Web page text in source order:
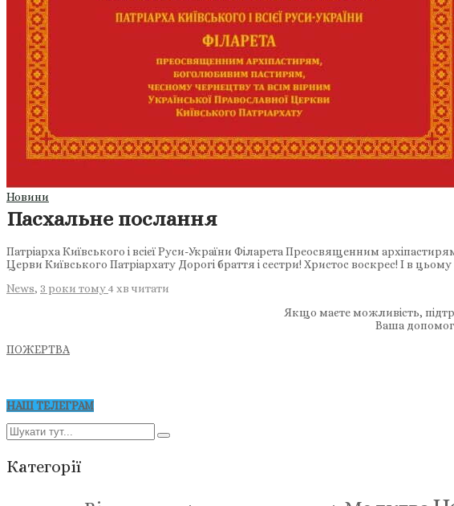
Новини
Пасхальне послання
Патріарха Київського і всієї Руси-України Філарета Преосвященним
Церви Київського Патріархату Дорогі браття і сестри! Христос воскрес! І в цьому
News, 3 роки тому4 хв читати
Якщо маєте можливість,
Ваша
ПОЖЕРТВА
НАШ ТЕЛЕГРАМ
Категорії